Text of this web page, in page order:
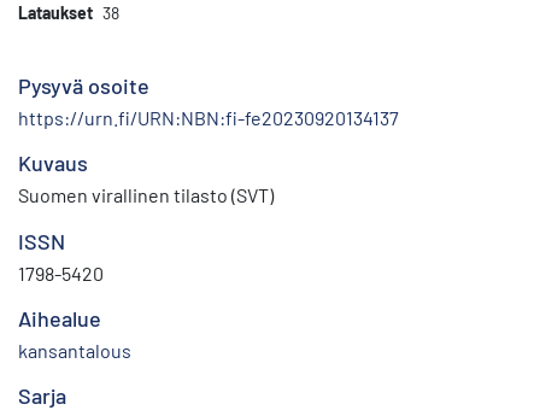
Lataukset 38
Pysyvä osoite
https://urn.fi/URN:NBN:fi-fe20230920134137
Kuvaus
Suomen virallinen tilasto (SVT)
ISSN
1798-5420
Aihealue
kansantalous
Sarja